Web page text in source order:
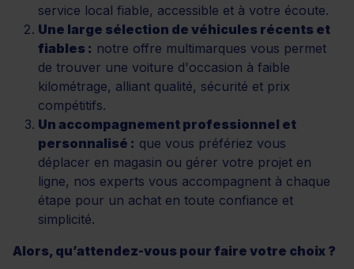
service local fiable, accessible et à votre écoute.
Une large sélection de véhicules récents et
fiables : notre offre multimarques vous permet
de trouver une voiture d'occasion à faible
kilométrage, alliant qualité, sécurité et prix
compétitifs.
Un accompagnement professionnel et
personnalisé : que vous préfériez vous
déplacer en magasin ou gérer votre projet en
ligne, nos experts vous accompagnent à chaque
étape pour un achat en toute confiance et
simplicité.
Alors, qu’attendez-vous pour faire votre choix ?